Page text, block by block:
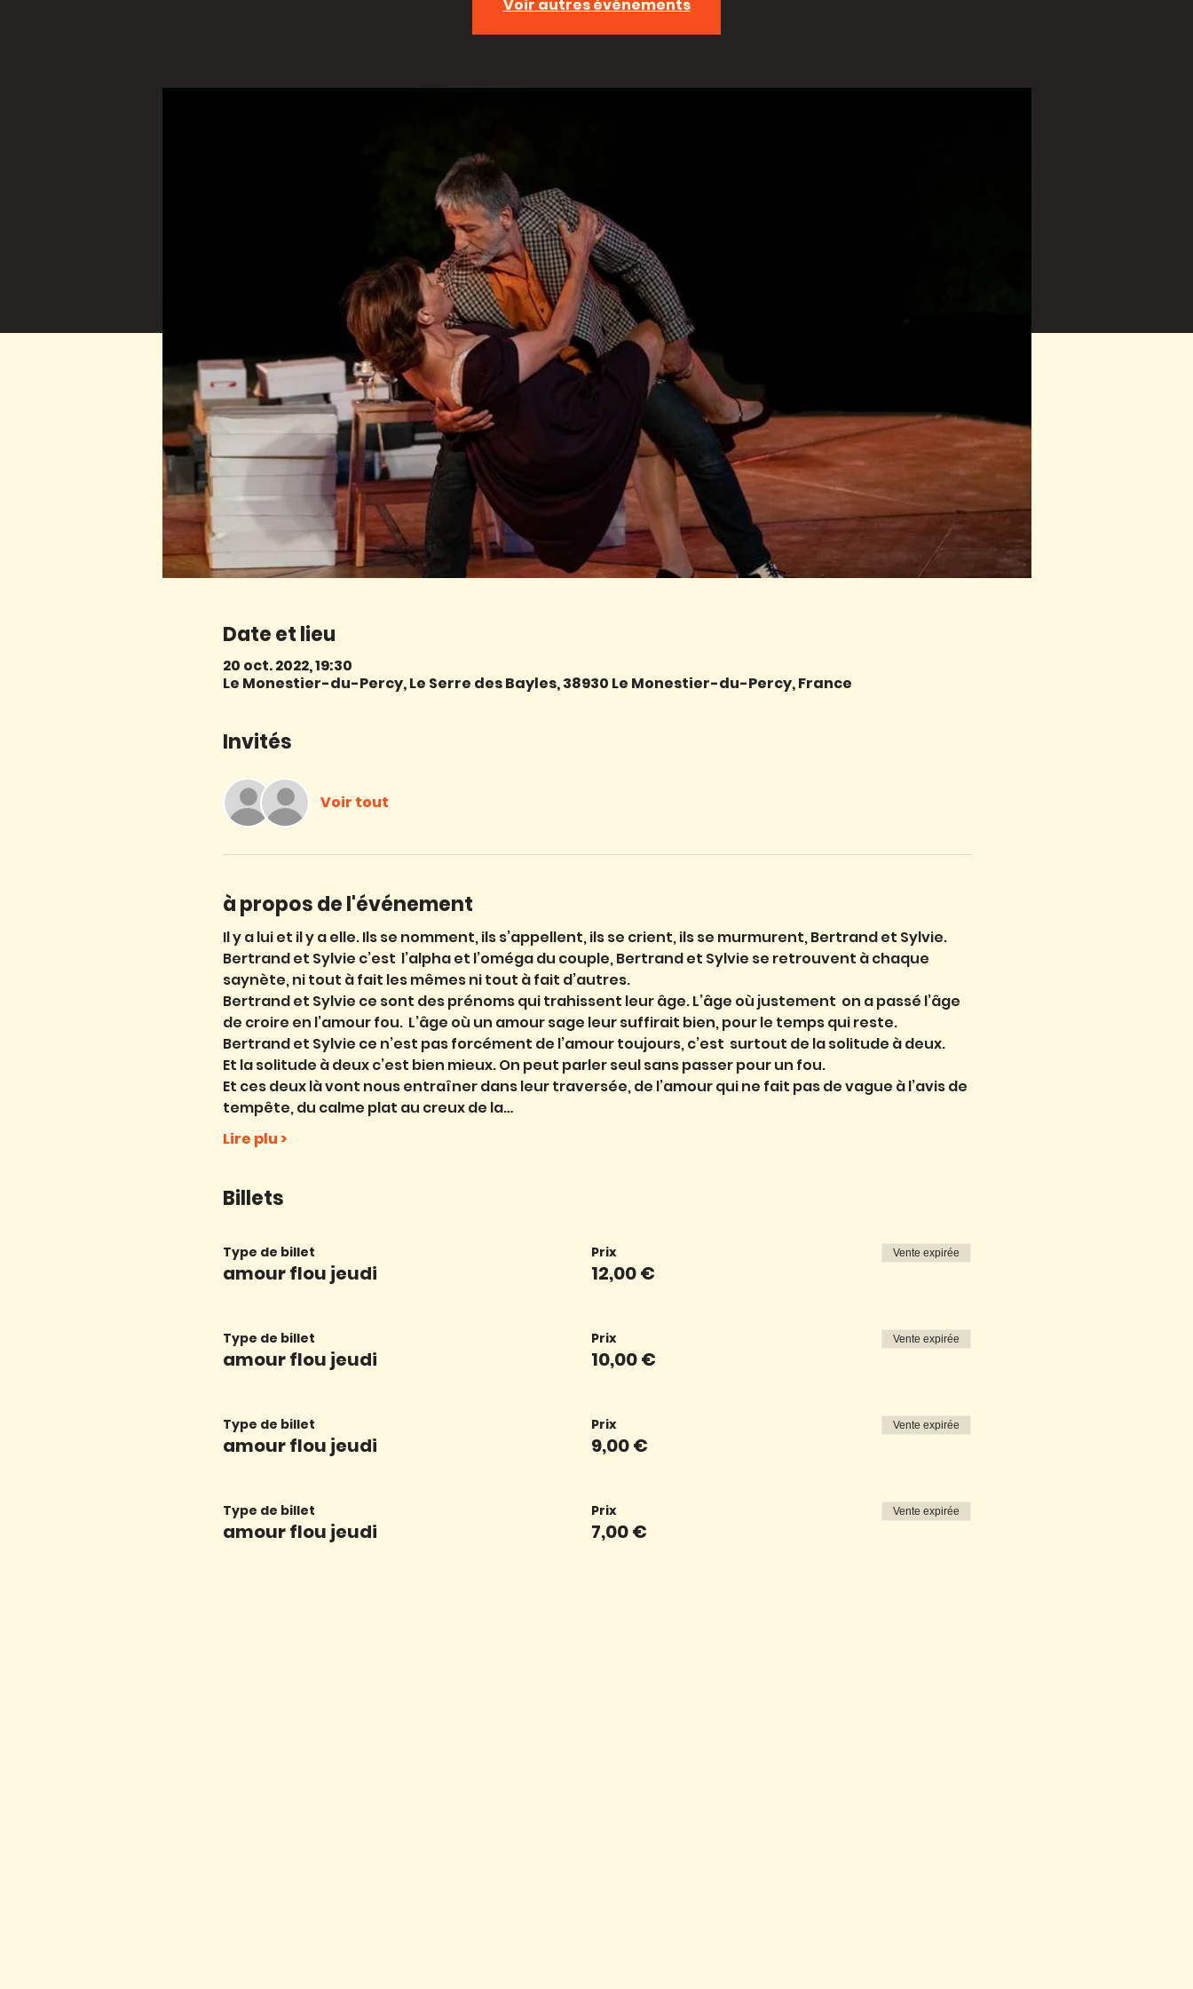
Voir autres événements
Date et lieu
20 oct. 2022, 19:30
Le Monestier-du-Percy, Le Serre des Bayles, 38930 Le Monestier-du-Percy, France
Invités
Voir tout
à propos de l'événement
Il y a lui et il y a elle. Ils se nomment, ils s’appellent, ils se crient, ils se murmurent, Bertrand et Sylvie.
Bertrand et Sylvie c’est  l’alpha et l’oméga du couple, Bertrand et Sylvie se retrouvent à chaque
saynète, ni tout à fait les mêmes ni tout à fait d’autres.
Bertrand et Sylvie ce sont des prénoms qui trahissent leur âge. L’âge où justement  on a passé l’âge
de croire en l’amour fou.  L’âge où un amour sage leur suffirait bien, pour le temps qui reste.
Bertrand et Sylvie ce n’est pas forcément de l’amour toujours, c’est  surtout de la solitude à deux.
Et la solitude à deux c’est bien mieux. On peut parler seul sans passer pour un fou.
Et ces deux là vont nous entraîner dans leur traversée, de l’amour qui ne fait pas de vague à l’avis de
tempête, du calme plat au creux de la…
Lire plu >
Billets
Type de billet
amour flou jeudi
Prix
12,00 €
Vente expirée
Type de billet
amour flou jeudi
Prix
10,00 €
Vente expirée
Type de billet
amour flou jeudi
Prix
9,00 €
Vente expirée
Type de billet
amour flou jeudi
Prix
7,00 €
Vente expirée